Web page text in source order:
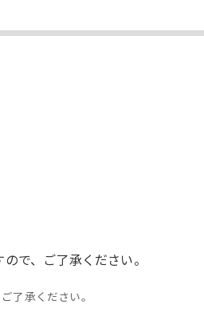
で、ご了承ください。
了承ください。